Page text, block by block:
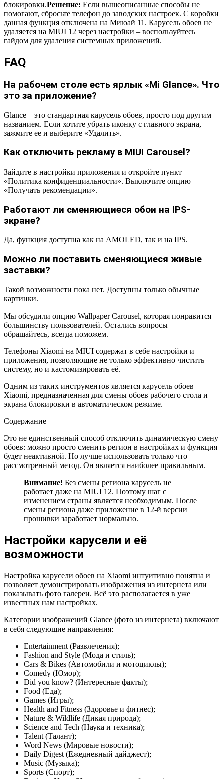
блокировки.Решение: Если вышеописанные способы не
помогают, сбросьте телефон до заводских настроек. С коробки
данная функция отключена на Миюай 11. Карусель обоев не
удаляется на MIUI 12 через настройки – воспользуйтесь
гайдом для удаления системных приложений.
FAQ
На рабочем столе есть ярлык «Mi Glance». Что
это за приложение?
Glance – это стандартная карусель обоев, просто под другим
названием. Если хотите убрать иконку с главного экрана,
зажмите ее и выберите «Удалить».
Как отключить рекламу в MIUI Carousel?
Зайдите в настройки приложения и откройте пункт
«Политика конфиденциальности». Выключите опцию
«Получать рекомендации».
Работают ли сменяющиеся обои на IPS-
экране?
Да, функция доступна как на AMOLED, так и на IPS.
Можно ли поставить сменяющиеся живые
заставки?
Такой возможности пока нет. Доступны только обычные
картинки.
Мы обсудили опцию Wallpaper Carousel, которая понравится
большинству пользователей. Остались вопросы –
обращайтесь, всегда поможем.
Телефоны Xiaomi на MIUI содержат в себе настройки и
приложения, позволяющие не только эффективно чистить
систему, но и кастомизировать её.
Одним из таких инструментов является карусель обоев
Xiaomi, предназначенная для смены обоев рабочего стола и
экрана блокировки в автоматическом режиме.
Содержание
Это не единственный способ отключить динамическую смену
обоев: можно просто сменить регион в настройках и функция
будет неактивной. Но лучше использовать только что
рассмотренный метод. Он является наиболее правильным.
Внимание! Без смены региона карусель не
работает даже на MIUI 12. Поэтому шаг с
изменением страны является необходимым. После
смены региона даже приложение в 12-й версии
прошивки заработает нормально.
Настройки карусели и её
возможности
Настройка карусели обоев на Xiaomi интуитивно понятна и
позволяет демонстрировать изображения из интернета или
показывать фото галереи. Всё это располагается в уже
известных нам настройках.
Категории изображений Glance (фото из интернета) включают
в себя следующие направления:
Entertainment (Развлечения);
Fashion and Style (Мода и стиль);
Cars & Bikes (Автомобили и мотоциклы);
Comedy (Юмор);
Did you know? (Интересные факты);
Food (Еда);
Games (Игры);
Health and Fitness (Здоровье и фитнес);
Nature & Wildlife (Дикая природа);
Science and Tech (Наука и техника);
Talent (Талант);
Word News (Мировые новости);
Daily Digest (Ежедневный дайджест);
Music (Музыка);
Sports (Спорт);